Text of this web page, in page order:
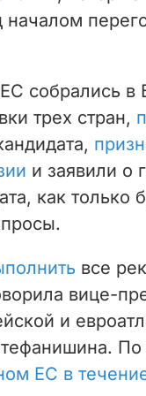
собрались в
трех стран,
и заявили о
как только
все
вице-
и
ЕС в